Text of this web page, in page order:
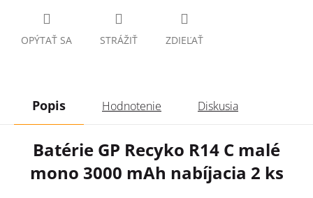
OPÝTAŤ SA STRÁŽIŤ ZDIEĽAŤ
Popis Hodnotenie Diskusia
Batérie GP Recyko R14 C malé
mono 3000 mAh nabíjacia 2 ks